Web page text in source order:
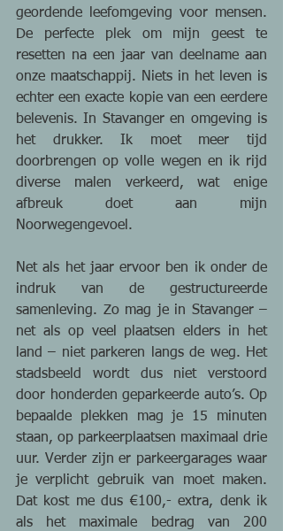
geordende leefomgeving voor mensen.
De perfecte plek om mijn geest te
resetten na een jaar van deelname aan
onze maatschappij. Niets in het leven is
echter een exacte kopie van een eerdere
belevenis. In Stavanger en omgeving is
het drukker. Ik moet meer tijd
doorbrengen op volle wegen en ik rijd
diverse malen verkeerd, wat enige
afbreuk doet aan mijn
Noorwegengevoel.
Net als het jaar ervoor ben ik onder de
indruk van de gestructureerde
samenleving. Zo mag je in Stavanger –
net als op veel plaatsen elders in het
land – niet parkeren langs de weg. Het
stadsbeeld wordt dus niet verstoord
door honderden geparkeerde auto’s. Op
bepaalde plekken mag je 15 minuten
staan, op parkeerplaatsen maximaal drie
uur. Verder zijn er parkeergarages waar
je verplicht gebruik van moet maken.
Dat kost me dus €100,- extra, denk ik
als het maximale bedrag van 200